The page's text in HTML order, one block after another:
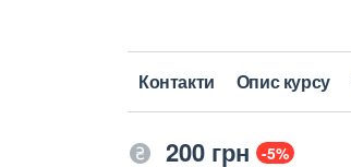
Контакти Опис курсу
200 грн -5%